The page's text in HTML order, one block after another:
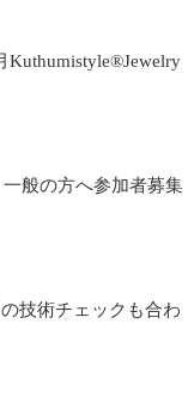
Kuthumistyle®Jewelry
般の方へ参加者募集
技術チェックも合わ